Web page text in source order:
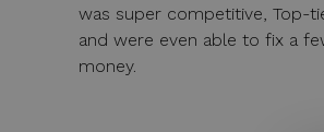
was super competitive, Top-
and were even able to fix a
money.